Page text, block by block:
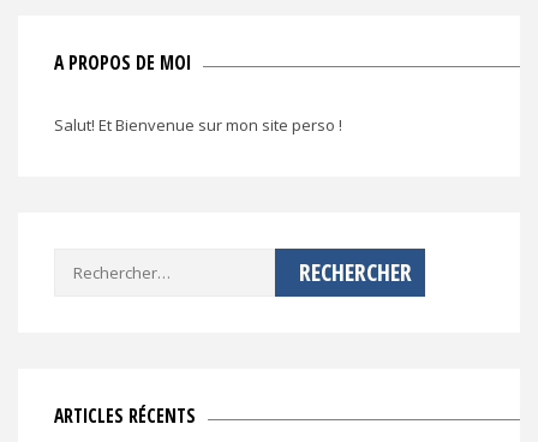
A PROPOS DE MOI
Salut! Et Bienvenue sur mon site perso !
Rechercher :
ARTICLES RÉCENTS